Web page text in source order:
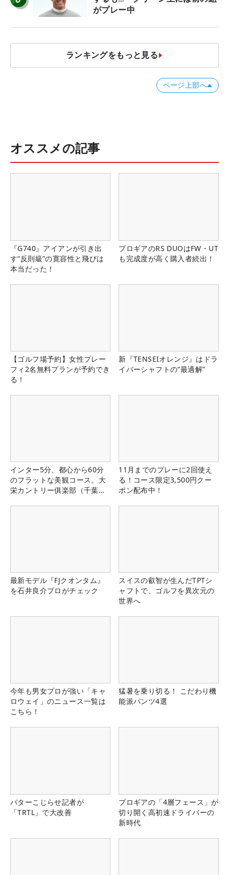
がプレー中
ランキングをもっと見る
ページ上部へ
オススメの記事
『G740』アイアンが引き出
す“反則級”の寛容性と飛びは
本当だった！
プロギアのRS DUOはFW・UT
も完成度が高く購入者続出！
【ゴルフ場予約】女性プレー
フィ2名無料プランが予約でき
る！
新『TENSEIオレンジ』はドラ
イバーシャフトの“最適解”
インター5分、都心から60分
のフラットな美観コース。大
栄カントリー俱楽部（千葉
11月までのプレーに2回使え
る！コース限定3,500円クー
ポン配布中！
最新モデル『FJクオンタム』
を石井良介プロがチェック
スイスの叡智が生んだTPTシ
ャフトで、ゴルフを異次元の
世界へ
今年も男女プロが強い「キャ
ロウェイ」のニュース一覧は
こちら！
猛暑を乗り切る！ こだわり機
能派パンツ4選
パターこじらせ記者が
「TRTL」で大改善
プロギアの「4層フェース」が
切り開く高初速ドライバーの
新時代